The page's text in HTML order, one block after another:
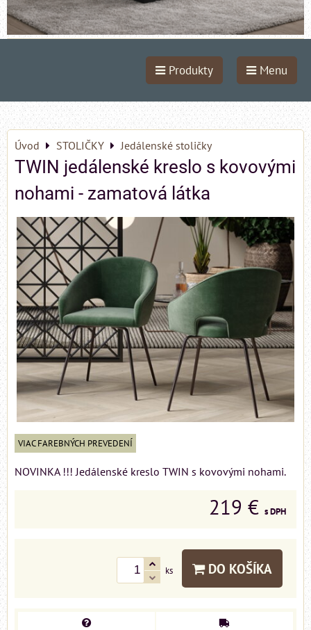
Produkty Menu
Úvod STOLIČKY Jedálenské stoličky
TWIN jedálenské kreslo s kovovými
nohami - zamatová látka
VIAC FAREBNÝCH PREVEDENÍ
NOVINKA !!! Jedálenské kreslo TWIN s kovovými nohami.
219 € s DPH
ks DO KOŠÍKA